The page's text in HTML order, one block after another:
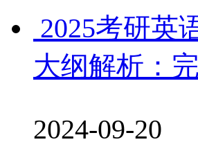
2025考研英
大纲解析：
2024-09-20